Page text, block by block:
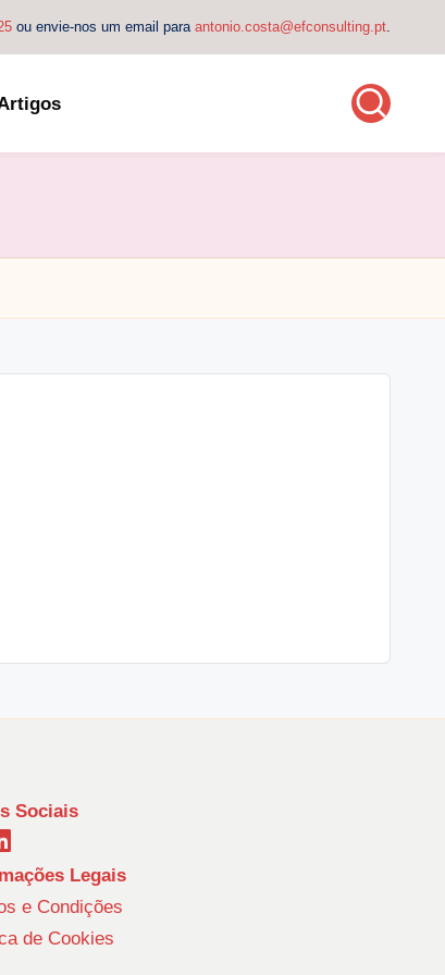
ou envie-nos um email para antonio.costa@efconsulting.pt.
Sociais
Legais
e Condições
de Cookies